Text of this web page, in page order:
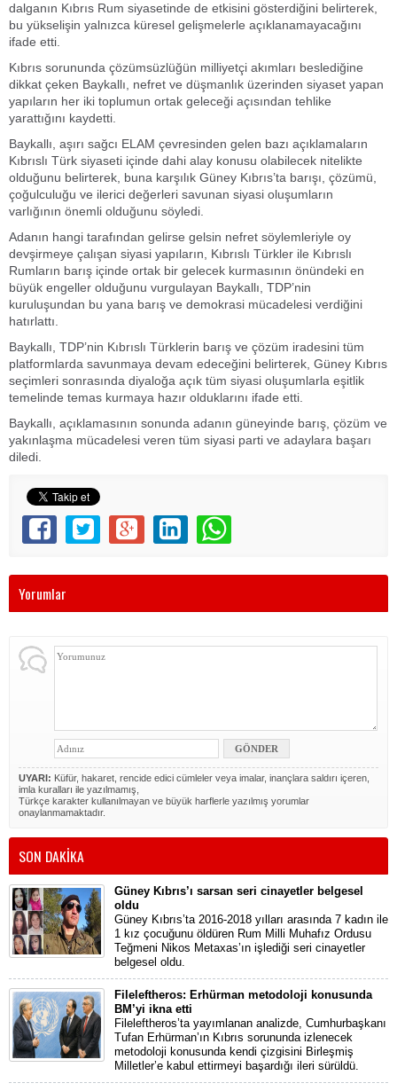
dalganın Kıbrıs Rum siyasetinde de etkisini gösterdiğini belirterek,
bu yükselişin yalnızca küresel gelişmelerle açıklanamayacağını
ifade etti.
Kıbrıs sorununda çözümsüzlüğün milliyetçi akımları beslediğine
dikkat çeken Baykallı, nefret ve düşmanlık üzerinden siyaset yapan
yapıların her iki toplumun ortak geleceği açısından tehlike
yarattığını kaydetti.
Baykallı, aşırı sağcı ELAM çevresinden gelen bazı açıklamaların
Kıbrıslı Türk siyaseti içinde dahi alay konusu olabilecek nitelikte
olduğunu belirterek, buna karşılık Güney Kıbrıs’ta barışı, çözümü,
çoğulculuğu ve ilerici değerleri savunan siyasi oluşumların
varlığının önemli olduğunu söyledi.
Adanın hangi tarafından gelirse gelsin nefret söylemleriyle oy
devşirmeye çalışan siyasi yapıların, Kıbrıslı Türkler ile Kıbrıslı
Rumların barış içinde ortak bir gelecek kurmasının önündeki en
büyük engeller olduğunu vurgulayan Baykallı, TDP’nin
kuruluşundan bu yana barış ve demokrasi mücadelesi verdiğini
hatırlattı.
Baykallı, TDP’nin Kıbrıslı Türklerin barış ve çözüm iradesini tüm
platformlarda savunmaya devam edeceğini belirterek, Güney Kıbrıs
seçimleri sonrasında diyaloğa açık tüm siyasi oluşumlarla eşitlik
temelinde temas kurmaya hazır olduklarını ifade etti.
Baykallı, açıklamasının sonunda adanın güneyinde barış, çözüm ve
yakınlaşma mücadelesi veren tüm siyasi parti ve adaylara başarı
diledi.
Yorumlar
UYARI: Küfür, hakaret, rencide edici cümleler veya imalar, inançlara saldırı içeren,
imla kuralları ile yazılmamış,
Türkçe karakter kullanılmayan ve büyük harflerle yazılmış yorumlar
onaylanmamaktadır.
SON DAKİKA
Güney Kıbrıs’ı sarsan seri cinayetler belgesel
oldu
Güney Kıbrıs’ta 2016-2018 yılları arasında 7 kadın ile
1 kız çocuğunu öldüren Rum Milli Muhafız Ordusu
Teğmeni Nikos Metaxas’ın işlediği seri cinayetler
belgesel oldu.
Fileleftheros: Erhürman metodoloji konusunda
BM’yi ikna etti
Fileleftheros’ta yayımlanan analizde, Cumhurbaşkanı
Tufan Erhürman’ın Kıbrıs sorununda izlenecek
metodoloji konusunda kendi çizgisini Birleşmiş
Milletler’e kabul ettirmeyi başardığı ileri sürüldü.